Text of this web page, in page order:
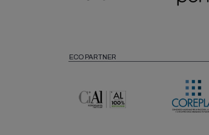
ECO PARTNER